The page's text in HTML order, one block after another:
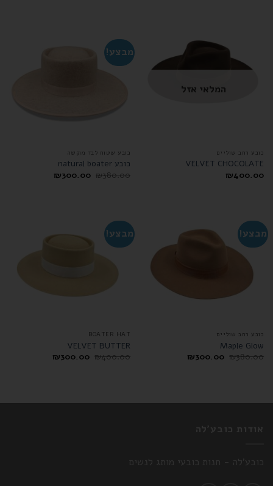
המלאי אזל
כובע רחב שוליים
VELVET CHOCOLATE
₪400.00
מבצע!
כובע שטוח לבד מוקשה
כובע natural boater
₪380.00
₪300.00
מבצע!
כובע רחב שוליים
Maple Glow
₪380.00
₪300.00
מבצע!
BOATER HAT
VELVET BUTTER
₪400.00
₪300.00
אודות כובע'לה
כובע'לה - חנות כובעי מותג לנשים